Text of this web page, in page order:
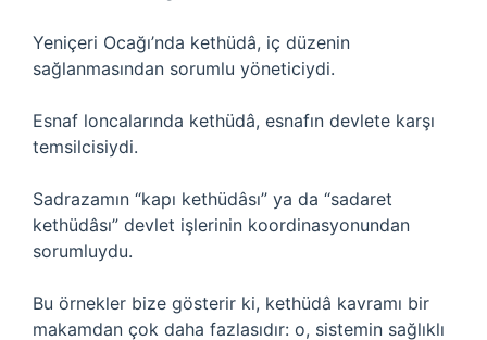
Yeniçeri Ocağı’nda kethüdâ, iç düzenin
sağlanmasından sorumlu yöneticiydi.
Esnaf loncalarında kethüdâ, esnafın devlete karşı
temsilcisiydi.
Sadrazamın “kapı kethüdâsı” ya da “sadaret
kethüdâsı” devlet işlerinin koordinasyonundan
sorumluydu.
Bu örnekler bize gösterir ki, kethüdâ kavramı bir
makamdan çok daha fazlasıdır: o, sistemin sağlıklı